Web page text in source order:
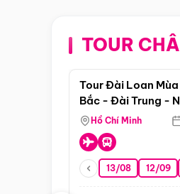
TOUR
Tour Đài Loan
Bắc - Đài Trung -
Hùng ( Bay Vn)
Hồ Chí Minh
13/08 12/09